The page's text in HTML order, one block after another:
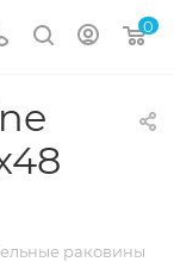
0
раковины